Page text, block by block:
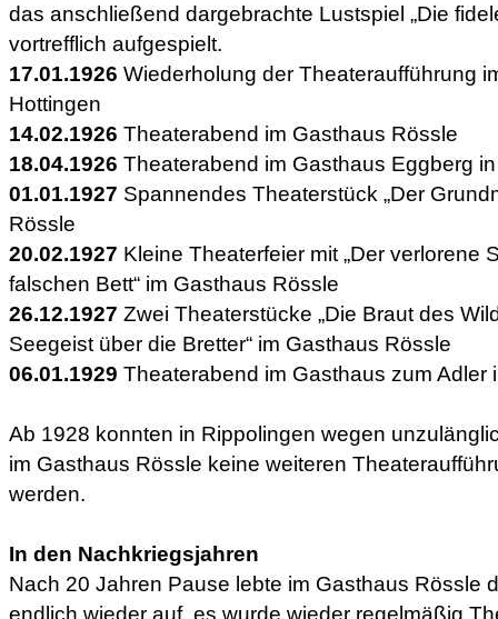
das anschließend dargebrachte Lustspiel „Die
vortrefflich aufgespielt.
17.01.1926 Wiederholung der Theateraufführung
Hottingen
14.02.1926 Theaterabend im Gasthaus Rössle
18.04.1926 Theaterabend im Gasthaus Eggberg
01.01.1927 Spannendes Theaterstück „Der
Rössle
20.02.1927 Kleine Theaterfeier mit „Der verlorene
falschen Bett“ im Gasthaus Rössle
26.12.1927 Zwei Theaterstücke „Die Braut des
Seegeist über die Bretter“ im Gasthaus Rössle
06.01.1929 Theaterabend im Gasthaus zum Adler
Ab 1928 konnten in Rippolingen wegen
im Gasthaus Rössle keine weiteren
werden.
In den Nachkriegsjahren
Nach 20 Jahren Pause lebte im Gasthaus Rössle
endlich wieder auf, es wurde wieder regelmäßig